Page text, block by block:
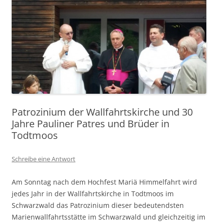
Patrozinium der Wallfahrtskirche und 30
Jahre Pauliner Patres und Brüder in
Todtmoos
Schreibe eine Antwort
Am Sonntag nach dem Hochfest Mariä Himmelfahrt wird
jedes Jahr in der Wallfahrtskirche in Todtmoos im
Schwarzwald das Patrozinium dieser bedeutendsten
Marienwallfahrtsstätte im Schwarzwald und gleichzeitig im